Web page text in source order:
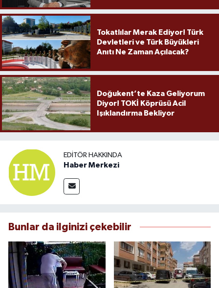
Tokatlılar Merak Ediyor! Türk
Devletleri ve Türk Büyükleri
Anıtı Ne Zaman Açılacak?
Doğukent’te Kaza Geliyorum
Diyor! TOKİ Köprüsü Acil
Işıklandırma Bekliyor
EDITÖR HAKKINDA
Haber Merkezi
Bunlar da ilginizi çekebilir